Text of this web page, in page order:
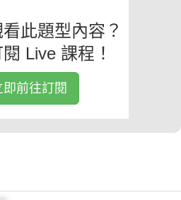
此題型內容？
Live 課程！
即前往訂閱